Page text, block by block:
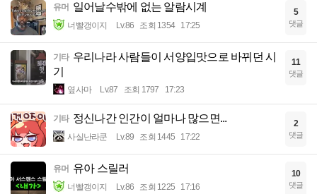
유머 일어날수밖에 없는 알람시계
너빨갱이지 Lv.86 조회 1354 17:25
5
댓글
기타 우리나라 사람들이 서양입맛으로 바뀌던 시
기
옆사마 Lv.87 조회 1797 17:23
11
댓글
기타 정신나간 인간이 얼마나 많으면...
사실난라쿤 Lv.89 조회 1445 17:22
2
댓글
유머 유아 스릴러
너빨갱이지 Lv.86 조회 1225 17:16
10
댓글